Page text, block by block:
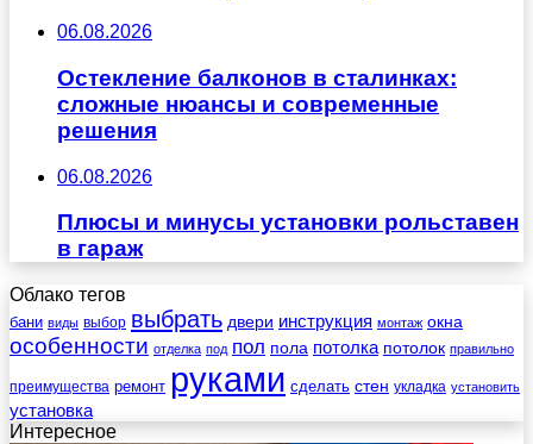
06.08.2026
Остекление балконов в сталинках:
сложные нюансы и современные
решения
06.08.2026
Плюсы и минусы установки рольставен
в гараж
Облако тегов
бани виды выбор выбрать двери инструкция монтаж окна
особенности отделка под пол пола потолка потолок правильно
преимущества ремонт руками сделать стен укладка установить
установка
Интересное